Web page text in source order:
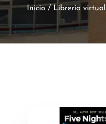
Inicio / Librería